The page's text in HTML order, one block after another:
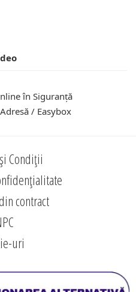
în Siguranță
/ Easybox
Condiții
contract
uri